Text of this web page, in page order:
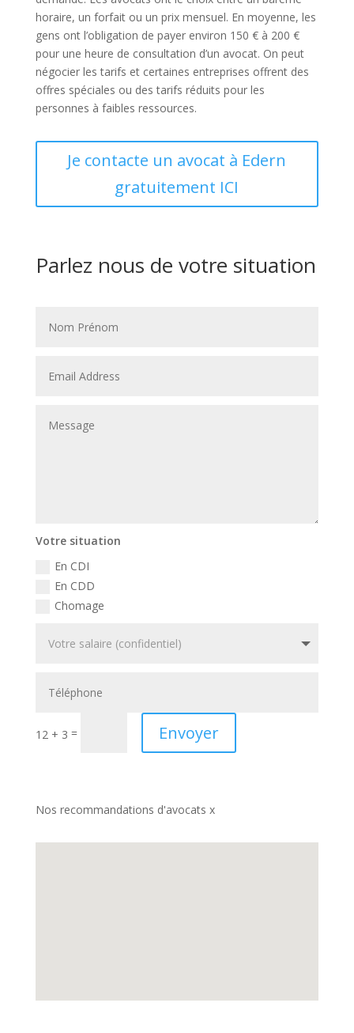
horaire, un forfait ou un prix mensuel. En moyenne, les
gens ont l’obligation de payer environ 150 € à 200 €
pour une heure de consultation d’un avocat. On peut
négocier les tarifs et certaines entreprises offrent des
offres spéciales ou des tarifs réduits pour les
personnes à faibles ressources.
Je contacte un avocat à Edern
gratuitement ICI
Parlez nous de votre situation
Votre situation
En CDI
En CDD
Chomage
12 + 3 = Envoyer
Nos recommandations d'avocats x